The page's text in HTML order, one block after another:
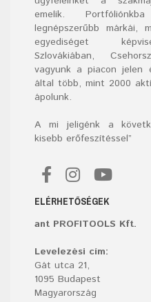
emelik.
legnépszerűbb márkái,
egyediséget
Szlovákiában,
vagyunk a piacon jelen
által több, mint 2000
ápolunk.
A mi jeligénk a
kisebb erőfeszítéssel”
ELÉRHETŐSÉGEK
ant PROFITOOLS Kft.
Levelezési cím:
Gát utca 21,
1095 Budapest
Magyarország